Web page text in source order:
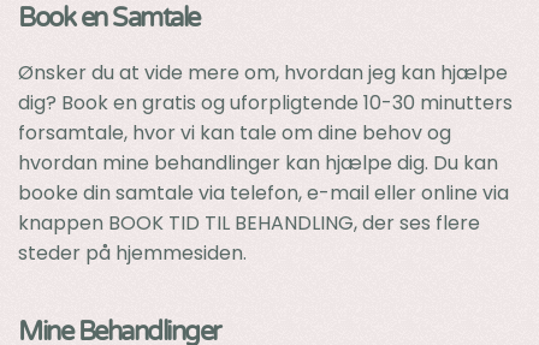
Book en Samtale
Ønsker du at vide mere om, hvordan jeg kan hjælpe
dig? Book en gratis og uforpligtende 10-30 minutters
forsamtale, hvor vi kan tale om dine behov og
hvordan mine behandlinger kan hjælpe dig. Du kan
booke din samtale via telefon, e-mail eller online via
knappen BOOK TID TIL BEHANDLING, der ses flere
steder på hjemmesiden.
Mine Behandlinger